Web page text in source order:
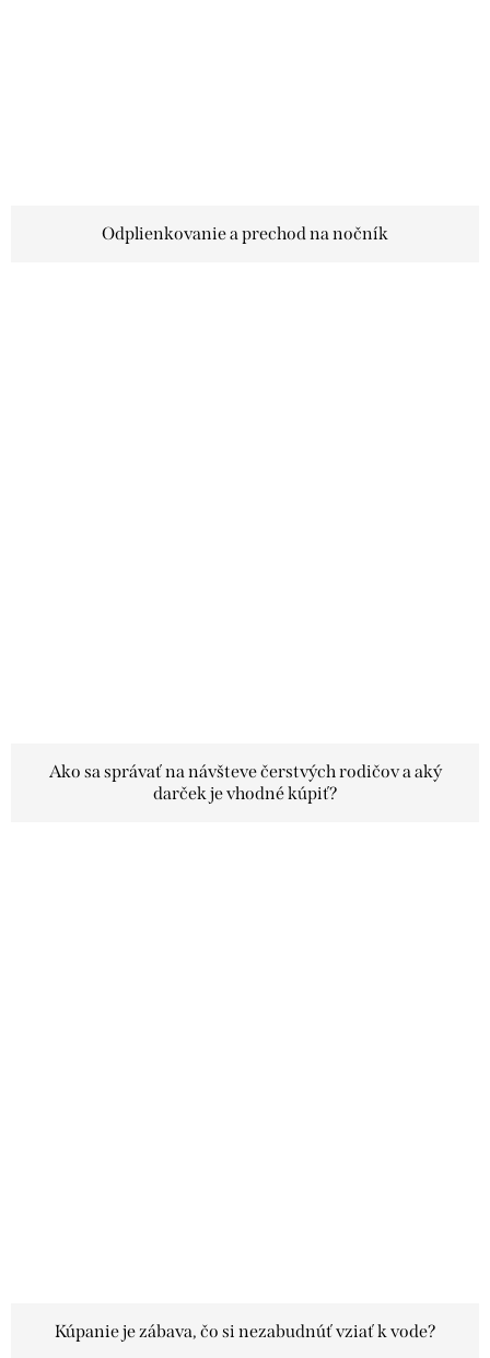
Odplienkovanie a prechod na nočník
Ako sa správať na návšteve čerstvých rodičov a aký
darček je vhodné kúpiť?
Kúpanie je zábava, čo si nezabudnúť vziať k vode?